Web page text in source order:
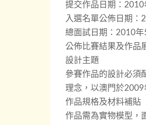
提交作品日期：
入選名單公佈日期：
總面試日期：2010年
公佈比賽結果及作品
設計主題
參賽作品的設計必須
理念，以澳門於2009
作品規格及材料補貼
作品需為實物模型，